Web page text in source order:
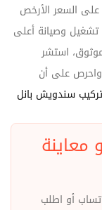
على السعر الأرخص
وصيانة أعلى
استشر
واحرص على أن
تركيب سندويش بانل
معاينة
أو اطلب